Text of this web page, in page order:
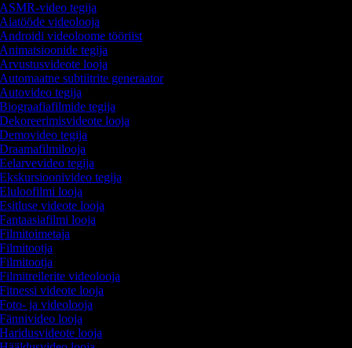
video tegija
videolooja
videoloome tööriist
tegija
looja
subtiitrite generaator
tegija
tegija
looja
tegija
tegija
tegija
looja
videote looja
looja
videolooja
videote looja
ja videolooja
looja
looja